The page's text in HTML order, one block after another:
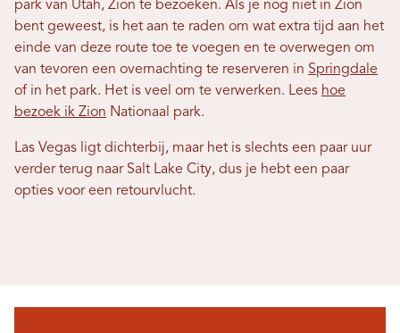
park van Utah, Zion te bezoeken. Als je nog niet in Zion
bent geweest, is het aan te raden om wat extra tijd aan het
einde van deze route toe te voegen en te overwegen om
van tevoren een overnachting te reserveren in Springdale
of in het park. Het is veel om te verwerken. Lees hoe
bezoek ik Zion Nationaal park.
Las Vegas ligt dichterbij, maar het is slechts een paar uur
verder terug naar Salt Lake City, dus je hebt een paar
opties voor een retourvlucht.